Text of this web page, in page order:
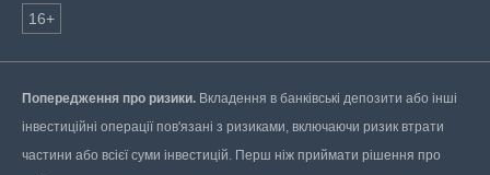
16+
Попередження про ризики. Вкладення в банківські депозити або інші
інвестиційні операції пов'язані з ризиками, включаючи ризик втрати
частини або всієї суми інвестицій. Перш ніж приймати рішення про